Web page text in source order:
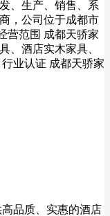
、生产、销售、系
，公司位于成都市
营范围 成都天骄家
、酒店实木家具、
业认证 成都天骄家
品质、实惠的酒店